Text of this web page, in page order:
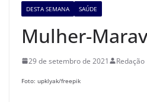
DESTA SEMANA SAÚDE
Mulher-
29 de setembro de 2021 Redação
Foto: upklyak/freepik